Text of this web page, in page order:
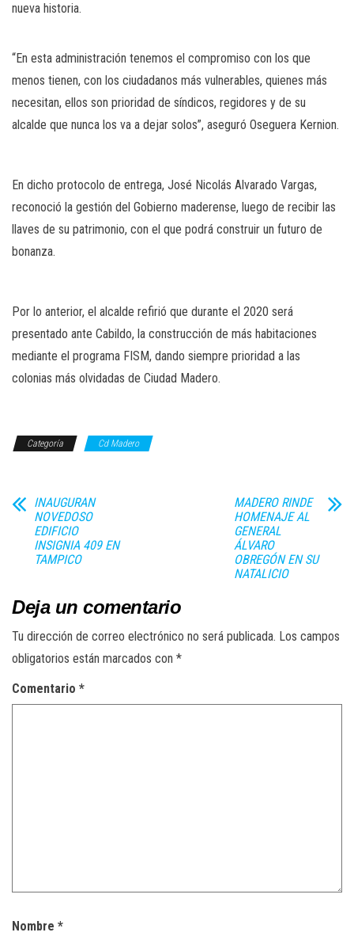
nueva historia.
“En esta administración tenemos el compromiso con los que
menos tienen, con los ciudadanos más vulnerables, quienes más
necesitan, ellos son prioridad de síndicos, regidores y de su
alcalde que nunca los va a dejar solos”, aseguró Oseguera Kernion.
En dicho protocolo de entrega, José Nicolás Alvarado Vargas,
reconoció la gestión del Gobierno maderense, luego de recibir las
llaves de su patrimonio, con el que podrá construir un futuro de
bonanza.
Por lo anterior, el alcalde refirió que durante el 2020 será
presentado ante Cabildo, la construcción de más habitaciones
mediante el programa FISM, dando siempre prioridad a las
colonias más olvidadas de Ciudad Madero.
Categoría Cd Madero
INAUGURAN
NOVEDOSO
EDIFICIO
INSIGNIA 409 EN
TAMPICO
MADERO RINDE
HOMENAJE AL
GENERAL
ÁLVARO
OBREGÓN EN SU
NATALICIO
Deja un comentario
Tu dirección de correo electrónico no será publicada. Los campos
obligatorios están marcados con *
Comentario *
Nombre *